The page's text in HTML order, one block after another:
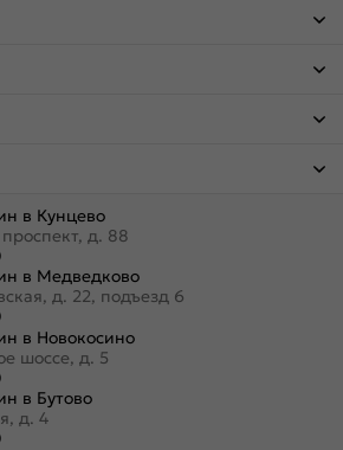
в Кунцево
д. 88
в Медведково
д. 22, подъезд 6
в Новокосино
шоссе, д. 5
в Бутово
д. 4